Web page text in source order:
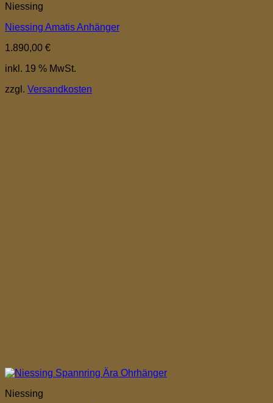
Niessing
Niessing Amatis Anhänger
1.890,00 €
inkl. 19 % MwSt.
zzgl. Versandkosten
Niessing